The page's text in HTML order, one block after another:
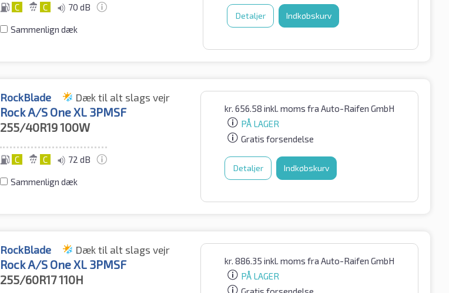
C C 70 dB
Sammenlign dæk
Detaljer Indkøbskurv
RockBlade Dæk til alt slags vejr
Rock A/S One XL 3PMSF
255/40R19100W
C C 72 dB
Sammenlign dæk
kr. 656.58 inkl. moms fra Auto-Raifen GmbH
PÅ LAGER
Gratis forsendelse
Detaljer Indkøbskurv
RockBlade Dæk til alt slags vejr
Rock A/S One XL 3PMSF
255/60R17110H
kr. 886.35 inkl. moms fra Auto-Raifen GmbH
PÅ LAGER